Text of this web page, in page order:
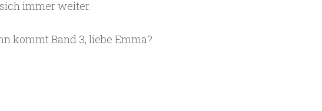
immer weiter.
kommt Band 3, liebe Emma?